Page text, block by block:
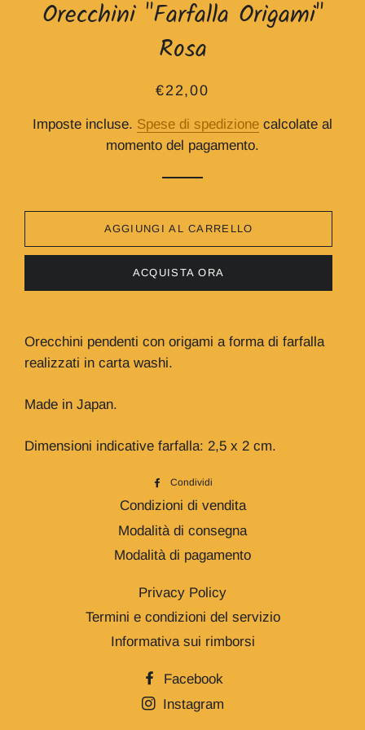
Orecchini "Farfalla Origami"
Rosa
Prezzo
listino
Prezzo
€22,00
Imposte incluse. Spese di spedizione calcolate al
momento del pagamento.
AGGIUNGI AL CARRELLO
ACQUISTA ORA
Orecchini pendenti con origami a forma di farfalla
realizzati in carta washi.
Made in Japan.
Dimensioni indicative farfalla: 2,5 x 2 cm.
Condividi
su
Condizioni di vendita
Modalità di consegna
Modalità di pagamento
Privacy Policy
Termini e condizioni del servizio
Informativa sui rimborsi
Facebook
Instagram